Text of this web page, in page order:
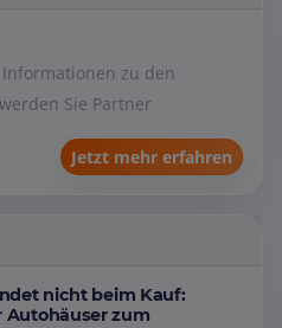
zu den
Sie Partner
Jetzt mehr erfahren
nicht beim Kauf:
Autohäuser zum